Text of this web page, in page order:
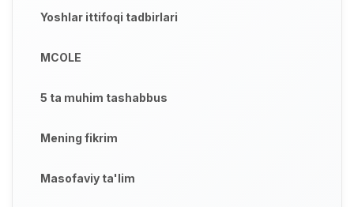
Yoshlar ittifoqi tadbirlari
MCOLE
5 ta muhim tashabbus
Mening fikrim
Masofaviy ta'lim